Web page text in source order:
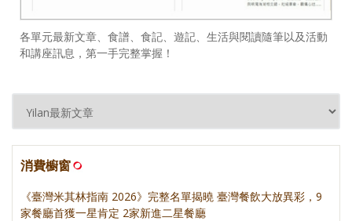
各單元最新文章、食譜、食記、遊記、生活與閱讀隨筆以及活動
和講座訊息，第一手完整掌握！
消費櫥窗
《臺灣米其林指南 2026》完整名單揭曉 臺灣餐飲大放異彩，9
家餐廳首獲一星肯定 2家新進二星餐廳